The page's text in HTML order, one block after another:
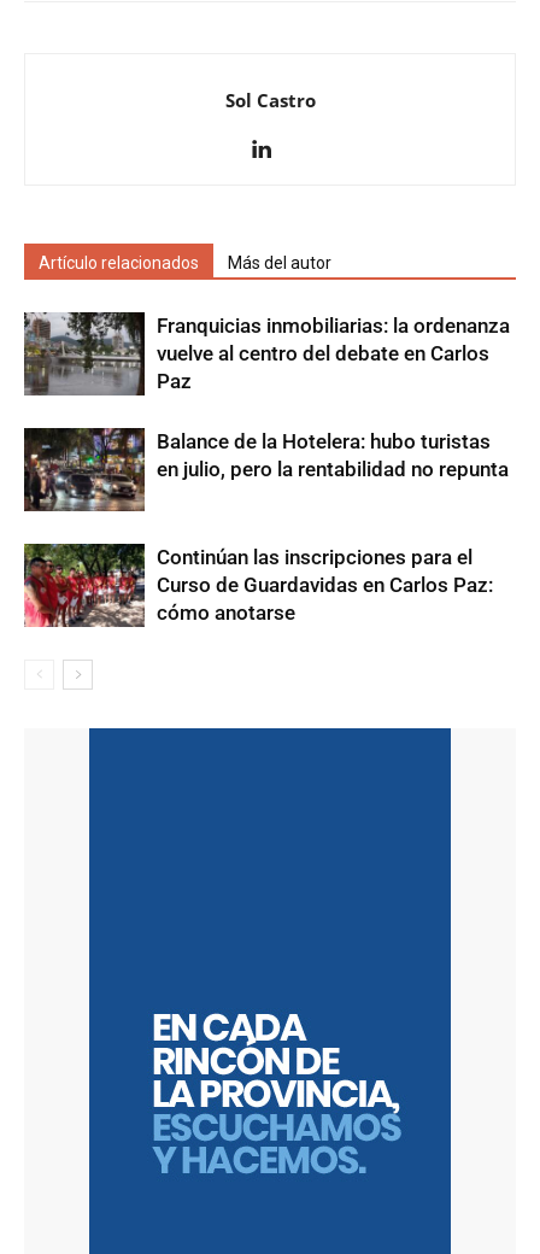
Sol Castro
Artículo relacionados Más del autor
Franquicias inmobiliarias: la ordenanza
vuelve al centro del debate en Carlos
Paz
Balance de la Hotelera: hubo turistas
en julio, pero la rentabilidad no repunta
Continúan las inscripciones para el
Curso de Guardavidas en Carlos Paz:
cómo anotarse